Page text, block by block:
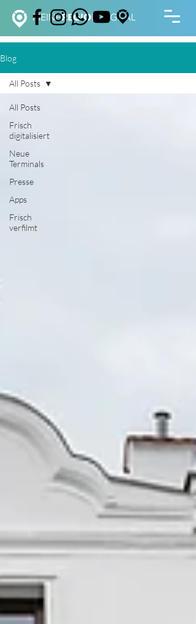
Blog
All Posts
Frisch
digitalisiert
Neue
Terminals
Presse
Apps
Frisch
verfilmt
All Posts